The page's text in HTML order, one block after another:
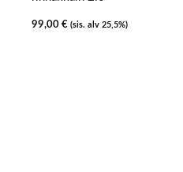
99,00 € (sis. alv 25,5%)